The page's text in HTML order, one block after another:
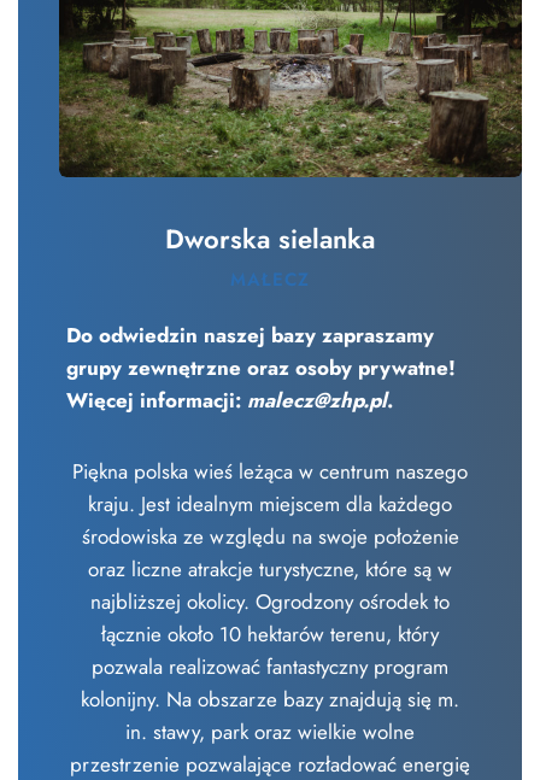
Dworska sielanka
MAŁECZ
Do odwiedzin naszej bazy zapraszamy
grupy zewnętrzne oraz osoby prywatne!
Więcej informacji: malecz@zhp.pl.
Piękna polska wieś leżąca w centrum naszego
kraju. Jest idealnym miejscem dla każdego
środowiska ze względu na swoje położenie
oraz liczne atrakcje turystyczne, które są w
najbliższej okolicy. Ogrodzony ośrodek to
łącznie około 10 hektarów terenu, który
pozwala realizować fantastyczny program
kolonijny. Na obszarze bazy znajdują się m.
in. stawy, park oraz wielkie wolne
przestrzenie pozwalające rozładować energię